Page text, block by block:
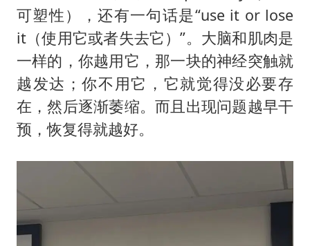
可塑性），还有一句话是“use it or lose
it（使用它或者失去它）”。大脑和肌肉是
一样的，你越用它，那一块的神经突触就
越发达；你不用它，它就觉得没必要存
在，然后逐渐萎缩。而且出现问题越早干
预，恢复得就越好。